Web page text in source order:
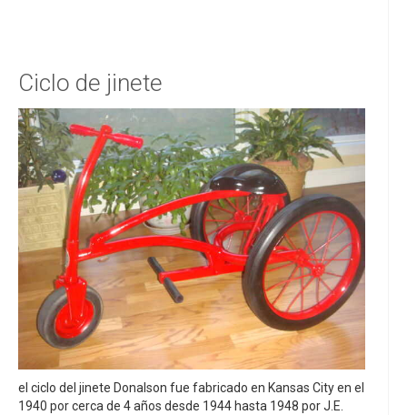
Ciclo de jinete
el ciclo del jinete Donalson fue fabricado en Kansas City en el
1940 por cerca de 4 años desde 1944 hasta 1948 por J.E.